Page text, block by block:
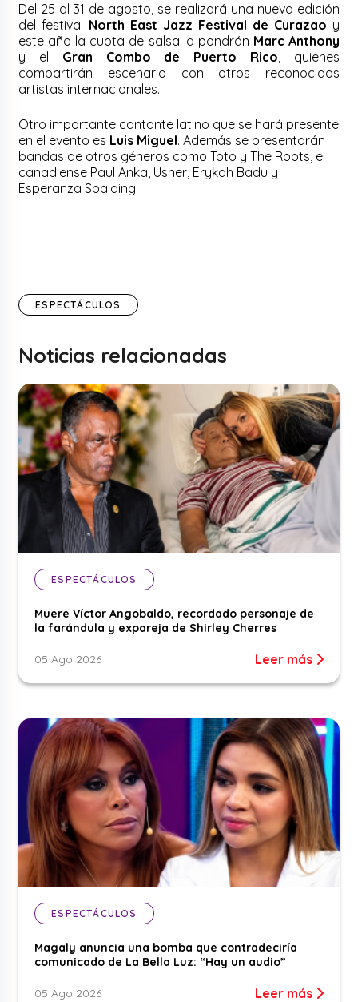
Del 25 al 31 de agosto, se realizará una nueva edición
del festival North East Jazz Festival de Curazao y
este año la cuota de salsa la pondrán Marc Anthony
y el Gran Combo de Puerto Rico, quienes
compartirán escenario con otros reconocidos
artistas internacionales.
Otro importante cantante latino que se hará presente
en el evento es Luis Miguel. Además se presentarán
bandas de otros géneros como Toto y The Roots, el
canadiense Paul Anka, Usher, Erykah Badu y
Esperanza Spalding.
ESPECTÁCULOS
Noticias relacionadas
ESPECTÁCULOS
Muere Víctor Angobaldo, recordado personaje de
la farándula y expareja de Shirley Cherres
05 Ago 2026 Leer más
ESPECTÁCULOS
Magaly anuncia una bomba que contradeciría
comunicado de La Bella Luz: “Hay un audio”
05 Ago 2026 Leer más